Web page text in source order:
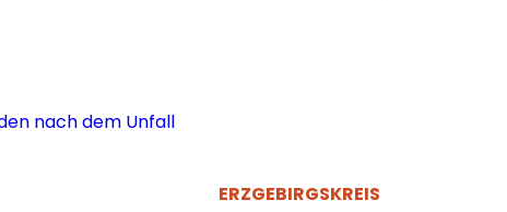
ERZGEBIRGSKREIS